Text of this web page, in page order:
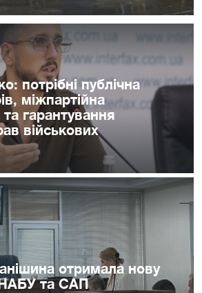
потрібні публічна
міжпартійна
та гарантування
військових
отримала нову
НАБУ та САП